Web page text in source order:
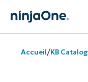
Accueil/KB Catalog